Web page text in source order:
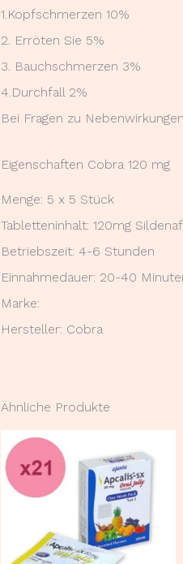
1.Kopfschmerzen 10%
2. Erröten Sie 5%
3. Bauchschmerzen 3%
4.Durchfall 2%
Bei Fragen zu
Eigenschaften Cobra 120 mg
Menge: 5 x 5 Stück
Tabletteninhalt: 120mg
Betriebszeit: 4-6 Stunden
Einnahmedauer: 20-40
Marke:
Hersteller: Cobra
Ähnliche Produkte